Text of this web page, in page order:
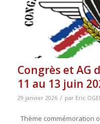
Congrès et AG
11 au 13 juin
29 janvier 2026 / par Eric
Thème commémoration